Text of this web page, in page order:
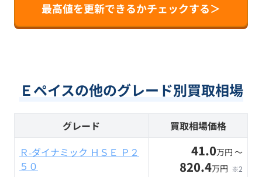
最高値を更新できるかチェックする＞
Ｅペイスの他のグレード別買取相場
グレード
買取相場価格
Ｒ‐ダイナミック ＨＳＥ Ｐ２
５０
41.0万円 〜
820.4万円 ※2